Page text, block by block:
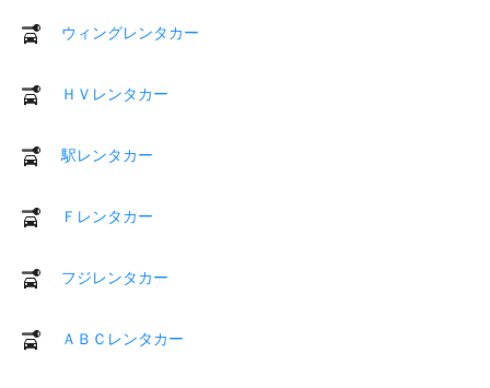
ウィングレンタカー
ＨＶレンタカー
駅レンタカー
Ｆレンタカー
フジレンタカー
ＡＢＣレンタカー